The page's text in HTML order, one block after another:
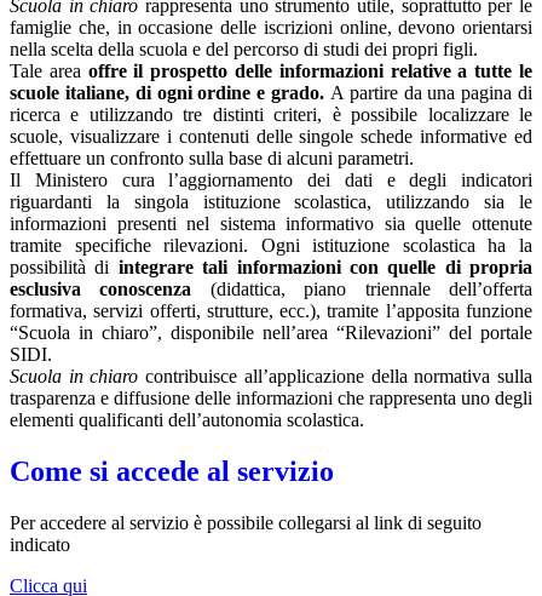
Scuola in chiaro rappresenta uno strumento utile, soprattutto per le
famiglie che, in occasione delle iscrizioni online, devono orientarsi
nella scelta della scuola e del percorso di studi dei propri figli.
Tale area offre il prospetto delle informazioni relative a tutte le
scuole italiane, di ogni ordine e grado. A partire da una pagina di
ricerca e utilizzando tre distinti criteri, è possibile localizzare le
scuole, visualizzare i contenuti delle singole schede informative ed
effettuare un confronto sulla base di alcuni parametri.
Il Ministero cura l’aggiornamento dei dati e degli indicatori
riguardanti la singola istituzione scolastica, utilizzando sia le
informazioni presenti nel sistema informativo sia quelle ottenute
tramite specifiche rilevazioni. Ogni istituzione scolastica ha la
possibilità di integrare tali informazioni con quelle di propria
esclusiva conoscenza (didattica, piano triennale dell’offerta
formativa, servizi offerti, strutture, ecc.), tramite l’apposita funzione
“Scuola in chiaro”, disponibile nell’area “Rilevazioni” del portale
SIDI.
Scuola in chiaro contribuisce all’applicazione della normativa sulla
trasparenza e diffusione delle informazioni che rappresenta uno degli
elementi qualificanti dell’autonomia scolastica.
Come si accede al servizio
Per accedere al servizio è possibile collegarsi al link di seguito
indicato
Clicca qui